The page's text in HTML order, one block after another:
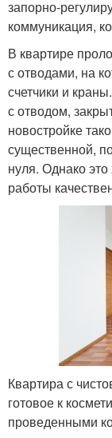
запорно-
коммуникация,
В квартире
с отводами, на
счетчики и
с отводом,
новостройке
существенной,
нуля. Однако
работы
Квартира с
готовое к
проведенными